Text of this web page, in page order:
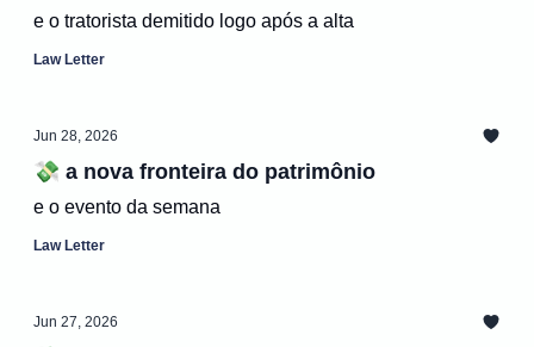
e o tratorista demitido logo após a alta
Law Letter
Jun 28, 2026
💸 a nova fronteira do patrimônio
e o evento da semana
Law Letter
Jun 27, 2026